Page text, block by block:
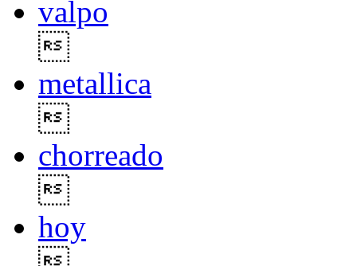
valpo
metallica
chorreado
hoy